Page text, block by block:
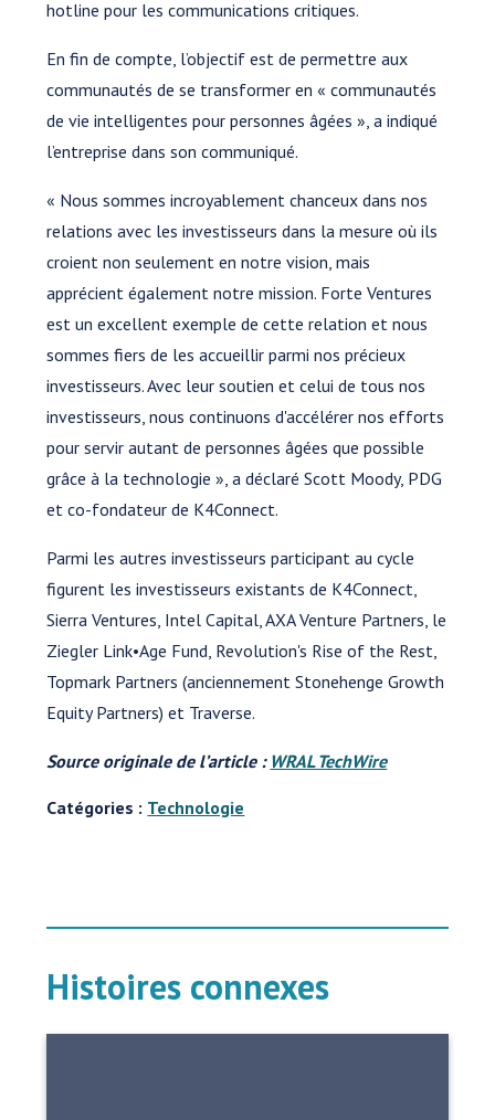
hotline pour les communications critiques.
En fin de compte, l’objectif est de permettre aux
communautés de se transformer en « communautés
de vie intelligentes pour personnes âgées », a indiqué
l’entreprise dans son communiqué.
« Nous sommes incroyablement chanceux dans nos
relations avec les investisseurs dans la mesure où ils
croient non seulement en notre vision, mais
apprécient également notre mission. Forte Ventures
est un excellent exemple de cette relation et nous
sommes fiers de les accueillir parmi nos précieux
investisseurs. Avec leur soutien et celui de tous nos
investisseurs, nous continuons d'accélérer nos efforts
pour servir autant de personnes âgées que possible
grâce à la technologie », a déclaré Scott Moody, PDG
et co-fondateur de K4Connect.
Parmi les autres investisseurs participant au cycle
figurent les investisseurs existants de K4Connect,
Sierra Ventures, Intel Capital, AXA Venture Partners, le
Ziegler Link•Age Fund, Revolution's Rise of the Rest,
Topmark Partners (anciennement Stonehenge Growth
Equity Partners) et Traverse.
Source originale de l’article : WRAL TechWire
Catégories : Technologie
Histoires connexes